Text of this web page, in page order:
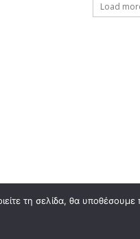
Load
τη σελίδα, θα υποθέσουμε